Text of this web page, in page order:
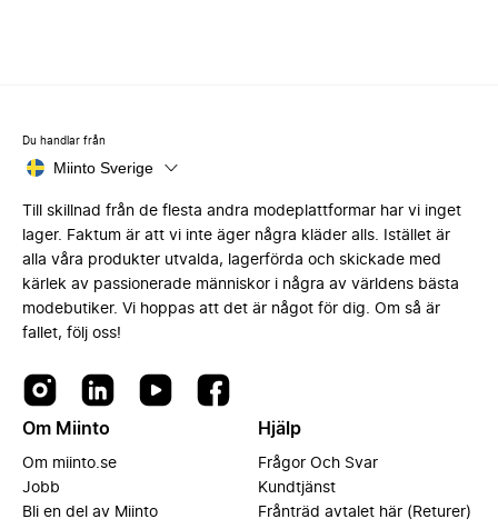
Du handlar från
Miinto Sverige
Till skillnad från de flesta andra modeplattformar har vi inget
lager. Faktum är att vi inte äger några kläder alls. Istället är
alla våra produkter utvalda, lagerförda och skickade med
kärlek av passionerade människor i några av världens bästa
modebutiker. Vi hoppas att det är något för dig. Om så är
fallet, följ oss!
Om Miinto
Om miinto.se
Jobb
Bli en del av Miinto
Hjälp
Frågor Och Svar
Kundtjänst
Frånträd avtalet här (Returer)